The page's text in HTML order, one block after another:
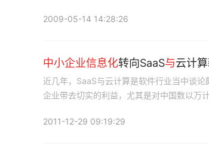
2009-05-14 14:28:26
中小企业信息化转向SaaS与云计
近几年，SaaS与云计算是软件行业当中谈
企业带去切实的利益，尤其是对中国数以万
2011-12-29 09:19:29